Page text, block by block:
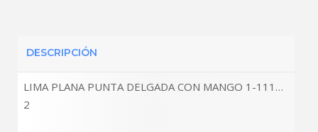
DESCRIPCIÓN
LIMA PLANA PUNTA DELGADA CON MANGO 1-111…
2